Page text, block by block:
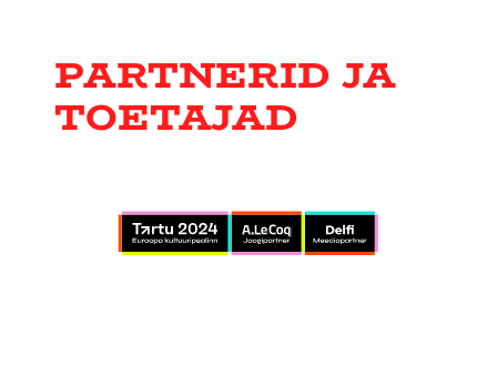
PARTNERID JA
TOETAJAD